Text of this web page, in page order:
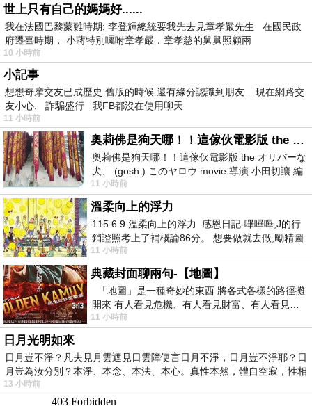
世上只有自己的媽媽好......
我在法國巴黎蒙難時期: 李登輝總統要我先去見章孝嚴先生 在國民政
府遷臺時期， 小蔣特別囑咐章孝嚴．章孝慈的舅舅照顧兩
10 小時前
小記事
想想奇摩交友已成歷史.舊版的時候.還有緣分認識到朋友. 現在網路交
友小心. 詐騙盛行 我FB都沒在使用聊天
11 小時前
奥莉佛是狗天哪！！這傢伙電影版 the オリバーな犬、 (gosh ) このヤロウ movie
奥莉佛是狗天哪！！這傢伙電影版 the オリバーな
犬、 (gosh ) このヤロウ movie 導演 小田切讓 編
劇: 小田切讓 主演: 小田切讓
11 小時前
溫柔向上的浮力
115.6.9 溫柔向上的浮力 感恩日記-嗶嗶嗶,J的行
銷證照考上了補概論86分。 想要做就去做,勵精圖
治大成功,也是表法,堅持和努力
11 小時前
典藏封面聊兩句-【地圖】
「地圖」是一種奇妙的東西 將各式各樣的路徑攤
開來 有人看見危機、有人看見財富、有人看見…
從中可以發掘出不同的
11 小時前
日月光明如來
日月豈不淨？凡夫見月雲遮見日雲障便言日月不淨，日月豈不淨耶？日
月豈為汝分別？本淨、本念、本法、本心。真性本然，體自空寂，性相
13 小時前